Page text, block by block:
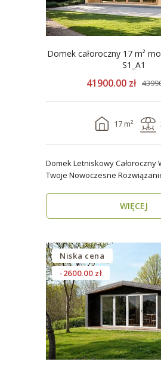
Domek całoroczny 17 m²
S1_A1
41900.00 zł
17 m²
Domek Letniskowy Całoroczny
Twoje Nowoczesne Rozwiązanie Model
WIĘCEJ
Niska cena
-2600.00 zł